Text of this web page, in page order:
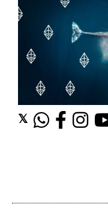
B
i
o
n
e
𝕏